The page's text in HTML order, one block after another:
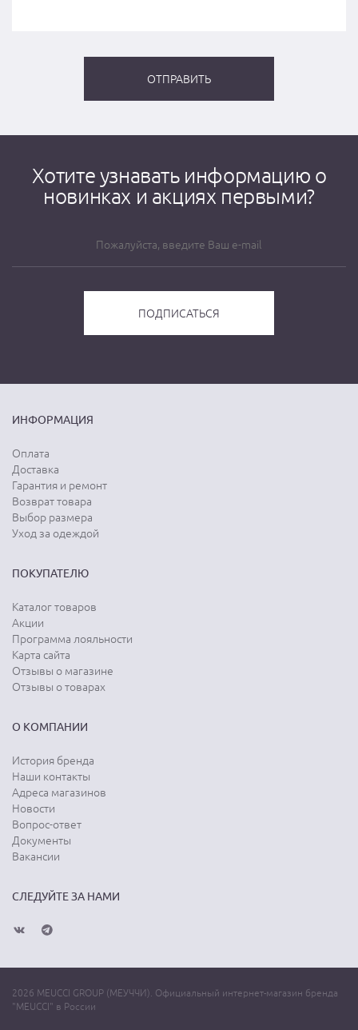
Хотите узнавать информацию о
новинках и акциях первыми?
ИНФОРМАЦИЯ
Оплата
Доставка
Гарантия и ремонт
Возврат товара
Выбор размера
Уход за одеждой
ПОКУПАТЕЛЮ
Каталог товаров
Акции
Программа лояльности
Карта сайта
Отзывы о магазине
Отзывы о товарах
О КОМПАНИИ
История бренда
Наши контакты
Адреса магазинов
Новости
Вопрос-ответ
Документы
Вакансии
СЛЕДУЙТЕ ЗА НАМИ
2026 MEUCCI GROUP (МЕУЧЧИ). Официальный интернет-магазин бренда
"MEUCCI" в России